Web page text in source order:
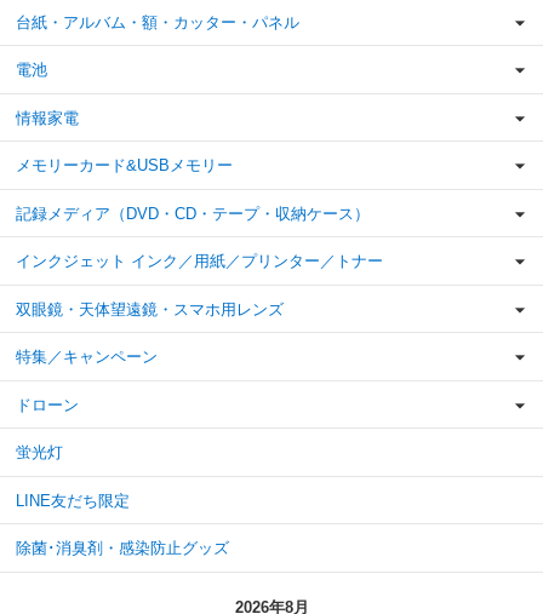
台紙・アルバム・額・カッター・パネル
電池
情報家電
メモリーカード&USBメモリー
記録メディア（DVD・CD・テープ・収納ケース）
インクジェット インク／用紙／プリンター／トナー
双眼鏡・天体望遠鏡・スマホ用レンズ
特集／キャンペーン
ドローン
蛍光灯
LINE友だち限定
除菌･消臭剤・感染防止グッズ
2026年8月